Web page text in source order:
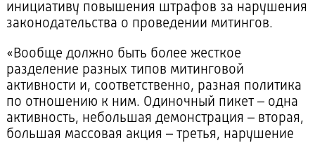
инициативу повышения штрафов за нарушения
законодательства о проведении митингов.
«Вообще должно быть более жесткое
разделение разных типов митинговой
активности и, соответственно, разная политика
по отношению к ним. Одиночный пикет – одна
активность, небольшая демонстрация – вторая,
большая массовая акция – третья, нарушение